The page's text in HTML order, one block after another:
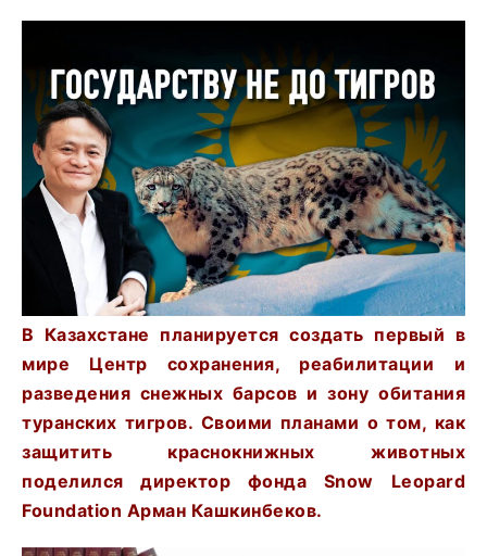
В Казахстане планируется создать первый в
мире Центр сохранения, реабилитации и
разведения снежных барсов и зону обитания
туранских тигров. Своими планами о том, как
защитить краснокнижных животных
поделился директор фонда Snow Leopard
Foundation Арман Кашкинбеков.